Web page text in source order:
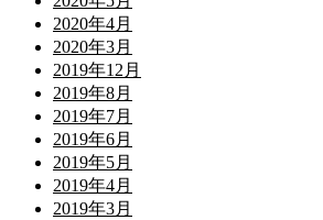
2020年4月
2020年3月
2019年12月
2019年8月
2019年7月
2019年6月
2019年5月
2019年4月
2019年3月